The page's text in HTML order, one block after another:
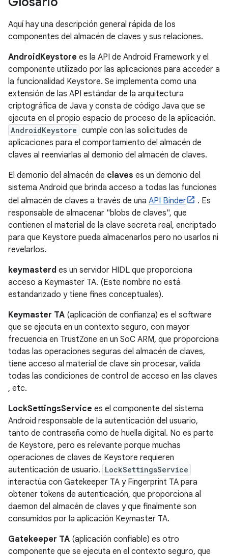
Aquí hay una descripción general rápida de los
componentes del almacén de claves y sus relaciones.
AndroidKeystore es la API de Android Framework y el
componente utilizado por las aplicaciones para acceder a
la funcionalidad Keystore. Se implementa como una
extensión de las API estándar de la arquitectura
criptográfica de Java y consta de código Java que se
ejecuta en el propio espacio de proceso de la aplicación.
AndroidKeystore cumple con las solicitudes de
aplicaciones para el comportamiento del almacén de
claves al reenviarlas al demonio del almacén de claves.
El demonio del almacén de claves es un demonio del
sistema Android que brinda acceso a todas las funciones
del almacén de claves a través de una API Binder
. Es
responsable de almacenar "blobs de claves", que
contienen el material de la clave secreta real, encriptado
para que Keystore pueda almacenarlos pero no usarlos ni
revelarlos.
keymasterd es un servidor HIDL que proporciona
acceso a Keymaster TA. (Este nombre no está
estandarizado y tiene fines conceptuales).
Keymaster TA (aplicación de confianza) es el software
que se ejecuta en un contexto seguro, con mayor
frecuencia en TrustZone en un SoC ARM, que proporciona
todas las operaciones seguras del almacén de claves,
tiene acceso al material de clave sin procesar, valida
todas las condiciones de control de acceso en las claves
, etc.
LockSettingsService es el componente del sistema
Android responsable de la autenticación del usuario,
tanto de contraseña como de huella digital. No es parte
de Keystore, pero es relevante porque muchas
operaciones de claves de Keystore requieren
autenticación de usuario. LockSettingsService
interactúa con Gatekeeper TA y Fingerprint TA para
obtener tokens de autenticación, que proporciona al
daemon del almacén de claves y que finalmente son
consumidos por la aplicación Keymaster TA.
Gatekeeper TA (aplicación confiable) es otro
componente que se ejecuta en el contexto seguro, que